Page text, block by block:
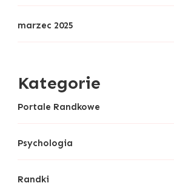
marzec 2025
Kategorie
Portale Randkowe
Psychologia
Randki